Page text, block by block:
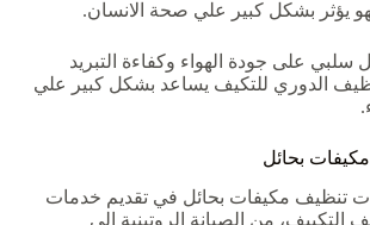
يؤثر بشكل كبير علي صحة الانسان.
سلبي على جودة الهواء وكفاءة التبريد
الدوري للتكيف يساعد بشكل كبير
علي
.
مكيفات بحائل
تنظيف مكيفات بحائل في تقديم خدمات
التكييف، من الصيانة الروتينية إلى